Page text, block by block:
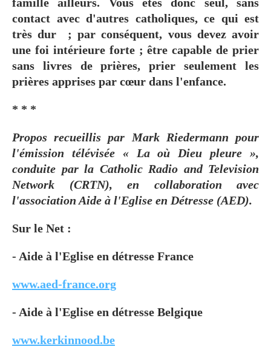
contact avec d'autres catholiques, ce qui est
très dur ; par conséquent, vous devez avoir
une foi intérieure forte ; être capable de prier
sans livres de prières, prier seulement les
prières apprises par cœur dans l'enfance.
* * *
Propos recueillis par Mark Riedermann pour
l'émission télévisée « La où Dieu pleure »,
conduite par la Catholic Radio and Television
Network (CRTN), en collaboration avec
l'association Aide à l'Eglise en Détresse (AED).
Sur le Net :
- Aide à l'Eglise en détresse France
www.aed-france.org
- Aide à l'Eglise en détresse Belgique
www.kerkinnood.be